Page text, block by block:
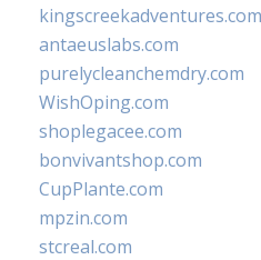
kingscreekadventures.com
antaeuslabs.com
purelycleanchemdry.com
WishOping.com
shoplegacee.com
bonvivantshop.com
CupPlante.com
mpzin.com
stcreal.com